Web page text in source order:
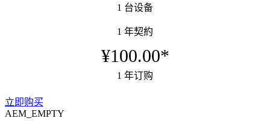
1 台设备
1 年契約
¥100.00*
1 年订购
立即购买
AEM_EMPTY